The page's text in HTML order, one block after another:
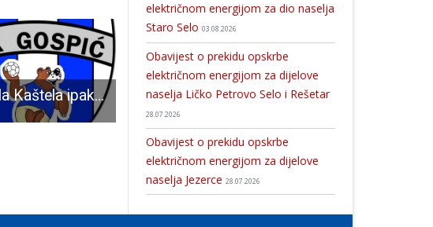
Ribola Kaštela ipak prejaka za rukometaše Gospića Na memorijalnom malonogometnom turniru u spomen na legendarnog Hargu nastupit će osam malonogometnih ekipa!!! Stanovnici Vukovarske ulice u Gospiću prisjećaju se žrtve Vukovara
električnom energijom za dio naselja
Staro Selo 03.08.2026
Obavijest o prekidu opskrbe
električnom energijom za dijelove
naselja Ličko Petrovo Selo i Rešetar
28.07.2026
Obavijest o prekidu opskrbe
električnom energijom za dijelove
naselja Jezerce 28.07.2026